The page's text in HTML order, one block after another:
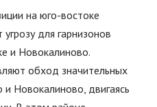
на юго-востоке
для гарнизонов
и Новокалиново.
обход значительных
Новокалиново, двигаясь